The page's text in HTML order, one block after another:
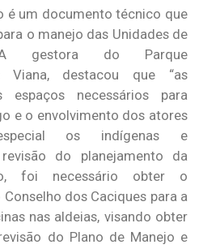
é um documento técnico que
o manejo das Unidades de
A gestora do Parque
Viana, destacou que “as
espaços necessários para
e o envolvimento dos atores
os indígenas e
do planejamento da
foi necessário obter o
dos Caciques para a
nas aldeias, visando obter
do Plano de Manejo e